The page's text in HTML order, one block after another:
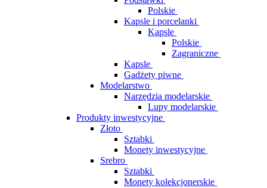
Polskie
Kapsle i porcelanki
Kapsle
Polskie
Zagraniczne
Kapsle
Gadżety piwne
Modelarstwo
Narzędzia modelarskie
Lupy modelarskie
Produkty inwestycyjne
Złoto
Sztabki
Monety inwestycyjne
Srebro
Sztabki
Monety kolekcjonerskie